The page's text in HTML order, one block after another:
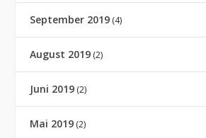
September 2019 (4)
August 2019 (2)
Juni 2019 (2)
Mai 2019 (2)